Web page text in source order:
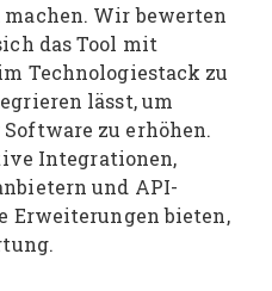
Wir bewerten
das Tool mit
Technologiestack zu
lässt, um
zu erhöhen.
Integrationen,
und API-
Erweiterungen bieten,